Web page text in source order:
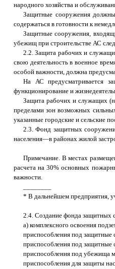
народного хозяйства и
Защитные сооружения
содержаться в готовности к
Защитные сооружения,
убежищ при строительстве АС
2.2. Защита рабочих и
свою деятельность в военное
особой важности, должна
На АС предусматривается
функционирование и
Защита рабочих и служащих
пределами зон возможных
указанные городские и сельские
2.3. Фонд защитных
населения—в районах жилой
Примечание. В местах
расчета на 30% основных
важности.
* В дальнейшем предприятия,
2.4. Создание фонда защитных
а) комплексного освоения
приспособления под защитные
приспособления под защитные
приспособления под убежища
приспособления для защиты